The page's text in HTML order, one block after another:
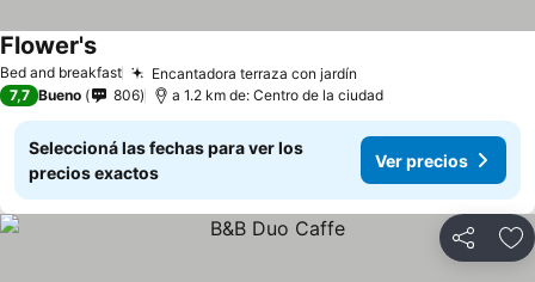
Bed and breakfast Encantadora terraza con jardín
Flower's
7,7 Bueno 806 a 1.2 km de: Centro de la ciudad
Seleccioná las fechas para ver los
precios exactos
Ver precios
Compartir